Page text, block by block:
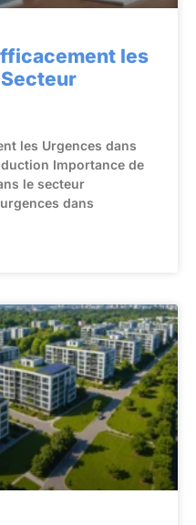
les
les Urgences dans
Importance de
le secteur
dans